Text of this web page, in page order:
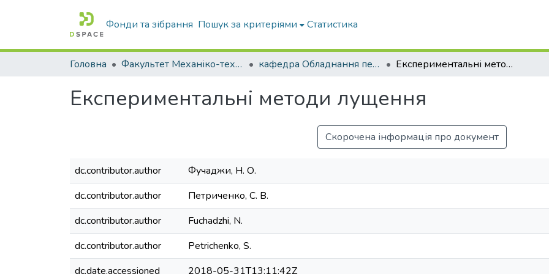
Фонди та зібрання Пошук за критеріями Статистика
Головна Факультет Механіко-технологічний кафедра Обладнання переробних і харчових виробництв ім. професора Ф.Ю. Ялпачика Експериментальні методи лущення
Експериментальні методи лущення
Скорочена інформація про документ
dc.contributor.author
Фучаджи, Н. О.
dc.contributor.author
Петриченко, С. В.
dc.contributor.author
Fuchadzhi, N.
dc.contributor.author
Petrichenko, S.
dc.date.accessioned
2018-05-31T13:11:42Z